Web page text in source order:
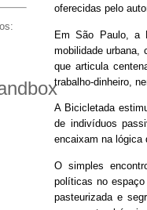
oferecidas pelo
Em São Paulo, a
mobilidade urbana,
que articula
trabalho-dinheiro,
A Bicicletada
de indivíduos
encaixam na lógica
O simples
políticas no
pasteurizada e